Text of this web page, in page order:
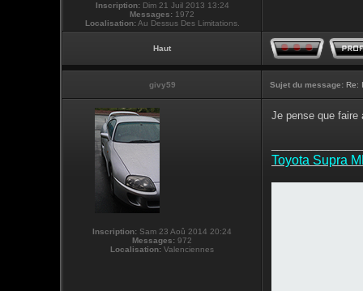
Inscription:Dim 21 Juil 2013 13:24
Messages: 1972
Localisation:Au Dessus Des Limitations.
Haut
givy59 Sujet du message: Re:
Inscription: Sam 23 Aoû 2014 20:24
Messages: 972
Localisation: Valenciennes
Je pense que faire
Toyota Supra